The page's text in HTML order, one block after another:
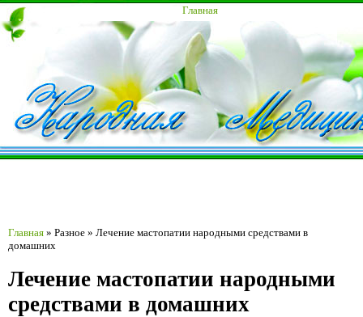
Главная
Главная » Разное » Лечение мастопатии народными средствами в
домашних
Лечение мастопатии народными
средствами в домашних